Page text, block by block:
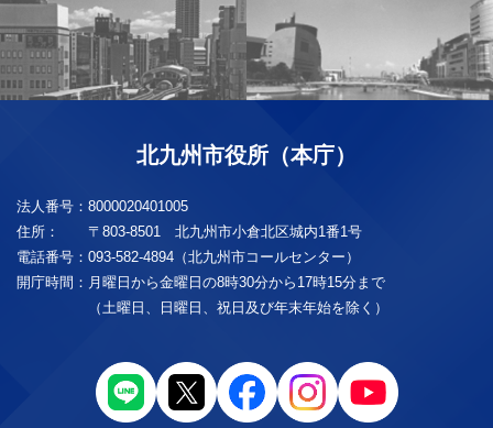
北九州市役所（本庁）
法人番号： 8000020401005
住所：
〒803-8501 北九州市小倉北区城内1番1号
電話番号： 093-582-4894（北九州市コールセンター）
開庁時間： 月曜日から金曜日の8時30分から17時15分まで
（土曜日、日曜日、祝日及び年末年始を除く）